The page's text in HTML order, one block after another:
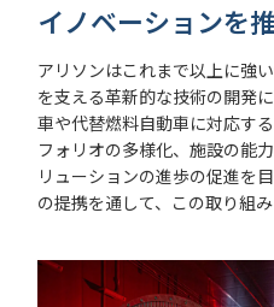
イノベーションを
アリソンはこれまで以上に強
を支える革新的な技術の開発
車や代替燃料自動車に対応す
フォリオの多様化、施設の能
リューションの進歩の促進を
の提携を通して、この取り組